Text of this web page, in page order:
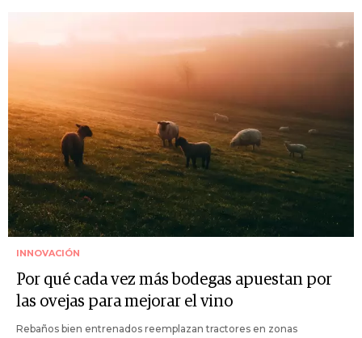
INNOVACIÓN
Por qué cada vez más bodegas apuestan por
las ovejas para mejorar el vino
Rebaños bien entrenados reemplazan tractores en zonas